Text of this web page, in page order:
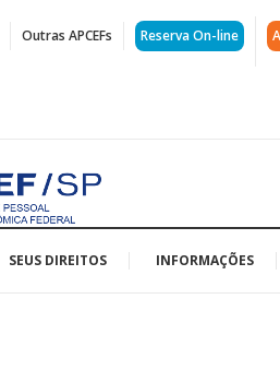
Outras APCEFs Reserva On-line
SEUS DIREITOS INFORMAÇÕES